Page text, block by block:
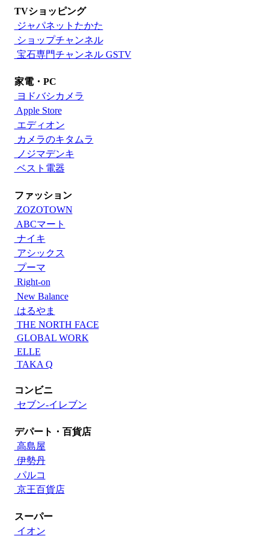
TVショッピング
ジャパネットたかた
ショップチャンネル
宝石専門チャンネル GSTV
家電・PC
ヨドバシカメラ
Apple Store
エディオン
カメラのキタムラ
ノジマデンキ
ベスト電器
ファッション
ZOZOTOWN
ABCマート
ナイキ
アシックス
プーマ
Right-on
New Balance
はるやま
THE NORTH FACE
GLOBAL WORK
ELLE
TAKA Q
コンビニ
セブン‐イレブン
デパート・百貨店
高島屋
伊勢丹
パルコ
京王百貨店
スーパー
イオン